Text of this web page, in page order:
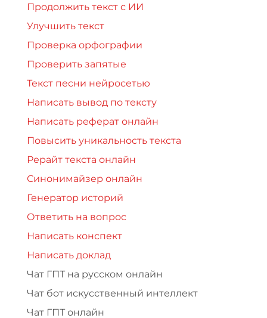
Продолжить текст с ИИ
Улучшить текст
Проверка орфографии
Проверить запятые
Текст песни нейросетью
Написать вывод по тексту
Написать реферат онлайн
Повысить уникальность текста
Рерайт текста онлайн
Синонимайзер онлайн
Генератор историй
Ответить на вопрос
Написать конспект
Написать доклад
Чат ГПТ на русском онлайн
Чат бот искусственный интеллект
Чат ГПТ онлайн